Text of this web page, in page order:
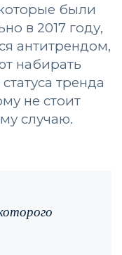
были
в 2017 году,
антитрендом,
набирать
тренда
не стоит
случаю.